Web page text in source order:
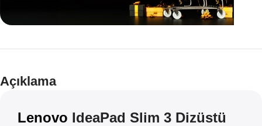
Teklif
Açıklama
Lenovo IdeaPad Slim 3 Dizüstü